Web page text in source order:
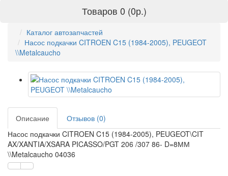
Товаров 0 (0р.)
Каталог автозапчастей
Насос подкачки CITROEN C15 (1984-2005), PEUGEOT
\\Metalcaucho
Описание
Отзывов (0)
Насос подкачки CITROEN C15 (1984-2005), PEUGEOT\CIT
AX/XANTIA/XSARA PICASSO/PGT 206 /307 86- D=8ММ
\\Metalcaucho 04036